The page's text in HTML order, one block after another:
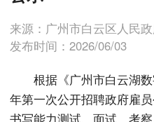
来源：广州市白云区人民
发布时间：2026/06/03
根据《广州市白云湖数
年第一次公开招聘政府雇